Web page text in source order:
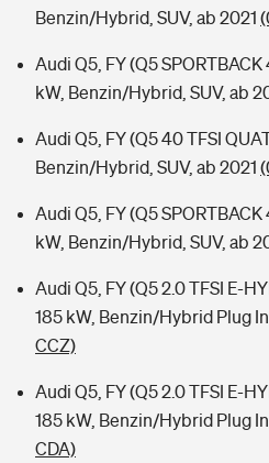
Benzin/Hybrid, SUV, ab 2021
Audi Q5, FY (Q5
kW, Benzin/Hybrid, SUV, ab
Audi Q5, FY (Q5 40 TFSI
Benzin/Hybrid, SUV, ab 2021
Audi Q5, FY (Q5
kW, Benzin/Hybrid, SUV, ab
Audi Q5, FY (Q5 2.0 TFSI E-
185 kW, Benzin/Hybrid Plug
CCZ)
Audi Q5, FY (Q5 2.0 TFSI E-
185 kW, Benzin/Hybrid Plug
CDA)